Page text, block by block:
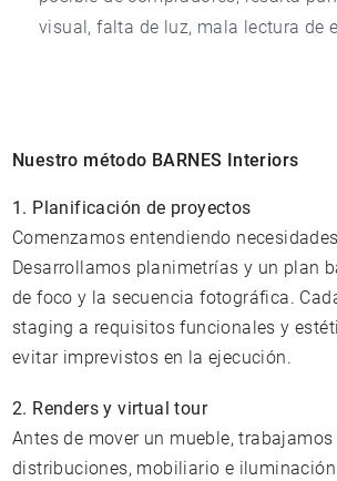
visual, falta de luz, mala lectura de
Nuestro método BARNES Interiors
1. Planificación de proyectos
Comenzamos entendiendo
Desarrollamos planimetrías y un plan
de foco y la secuencia fotográfica.
staging a requisitos funcionales y
evitar imprevistos en la ejecución.
2. Renders y virtual tour
Antes de mover un mueble,
distribuciones, mobiliario e